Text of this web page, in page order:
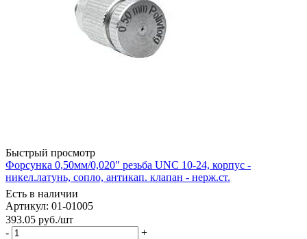
Быстрый просмотр
Форсунка 0,50мм/0,020" резьба UNC 10-24, корпус -
никел.латунь, сопло, антикап. клапан - нерж.ст.
Есть в наличии
Артикул: 01-01005
393.05 руб./шт
-
+